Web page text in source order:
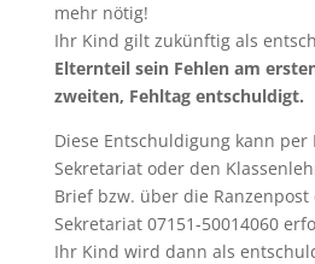
mehr nötig!
Ihr Kind gilt zukünftig als
Elternteil sein Fehlen am
zweiten, Fehltag entschuldigt.
Diese Entschuldigung kann per
Sekretariat oder den
Brief bzw. über die
Sekretariat 07151-50014060
Ihr Kind wird dann als